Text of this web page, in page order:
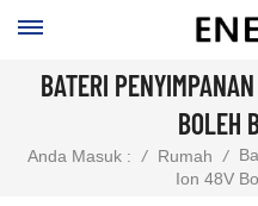
BATERI
BOLEH
Anda Masuk : / Rumah /
Ion 48V